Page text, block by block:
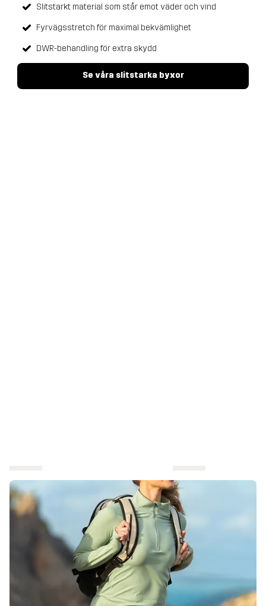
Slitstarkt material som står emot väder och vind
Fyrvägsstretch för maximal bekvämlighet
DWR-behandling för extra skydd
Se våra slitstarka byxor